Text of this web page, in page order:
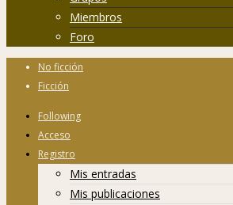
Miembros
Foro
No ficción
Ficción
Following
Acceso
Registro
Mis entradas
Mis publicaciones